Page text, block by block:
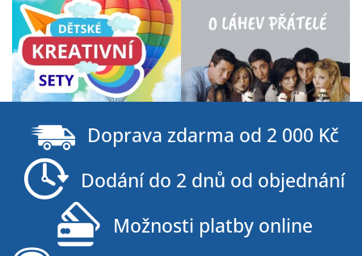
Doprava zdarma od 2 000 Kč
Dodání do 2 dnů od objednání
Možnosti platby online